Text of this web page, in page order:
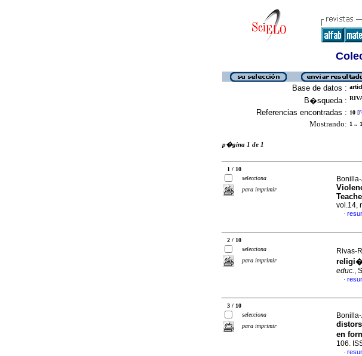
Base de datos :
B�squeda :
Referencias encontradas : 10 [
Mostrando: 1 ..
p�gina 1 de 1
1 / 10
selecciona
para imprimir
vol.14,
·
2 / 10
selecciona
para imprimir
Rivas-
educ.,
·
3 / 10
selecciona
para imprimir
en
106.
·